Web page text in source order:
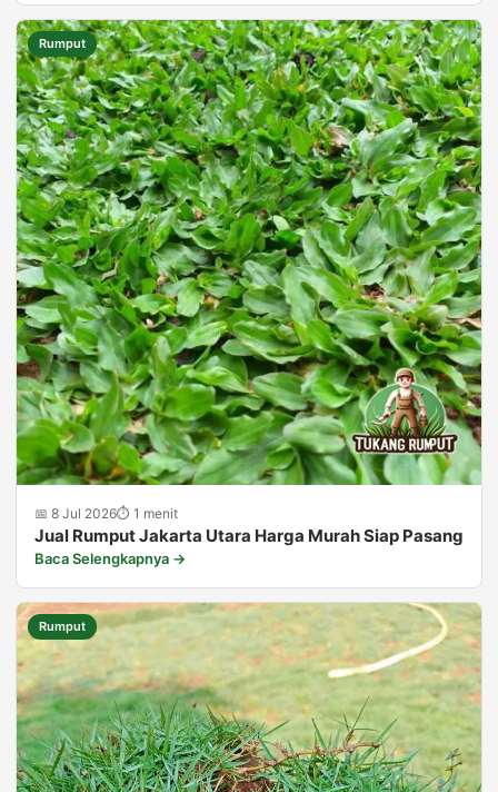
Rumput
📅 8 Jul 2026⏱ 1 menit
Jual Rumput Jakarta Utara Harga Murah Siap Pasang
Baca Selengkapnya →
Rumput